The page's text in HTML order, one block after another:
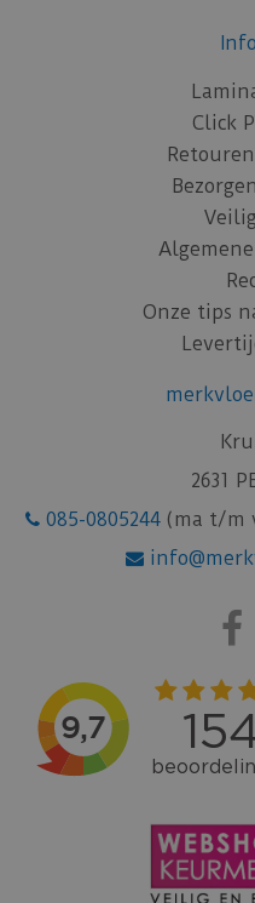
Click
Onze tips
2631
085-0805244 (ma t/m